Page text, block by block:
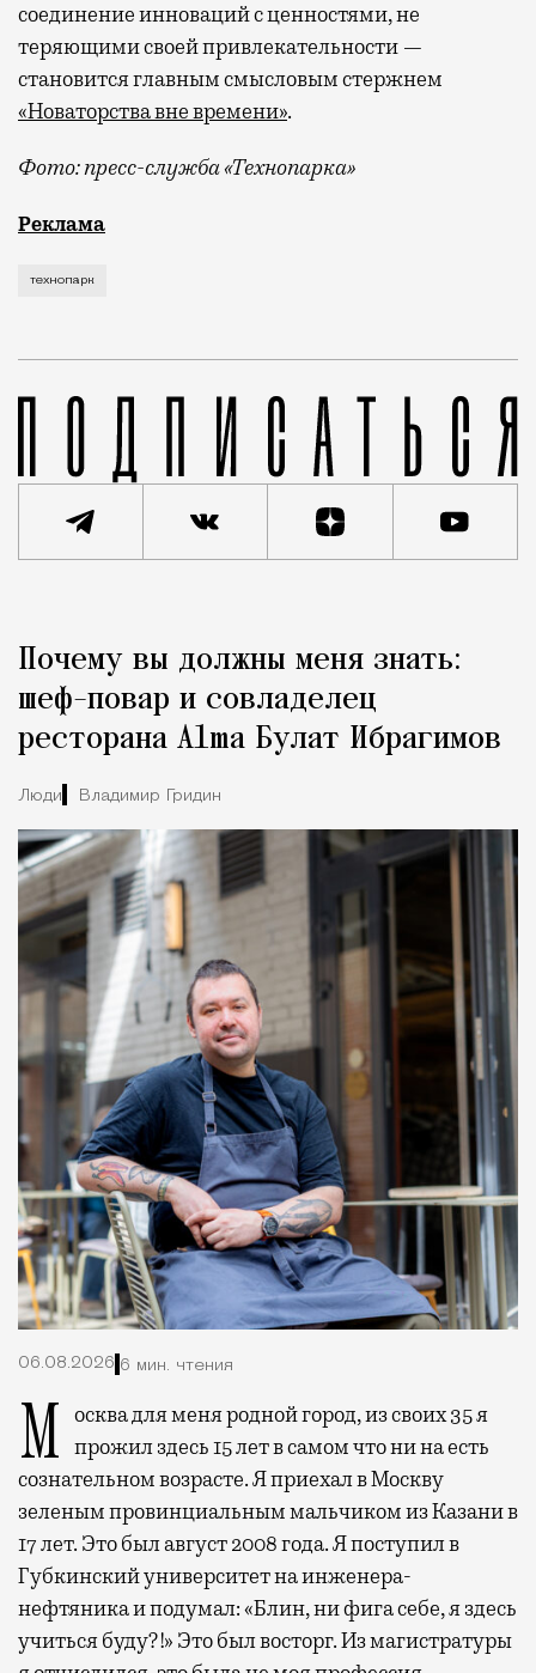
соединение инноваций с ценностями, не
теряющими своей привлекательности —
становится главным смысловым стержнем
«Новаторства вне времени».
Фото: пресс-служба «Технопарка»
Рекламные кампании техники редко выходят за
Реклама
технопарк
Город
Почему вы должны меня знать:
шеф-повар и совладелец
ресторана Alma Булат Ибрагимов
Люди Владимир Гридин
06.08.2026 6 мин. чтения
Москва для меня родной город, из своих 35 я прожил здесь 15 лет в самом что ни на есть
сознательном возрасте. Я приехал в Москву
зеленым провинциальным мальчиком из Казани в
17 лет. Это был август 2008 года. Я поступил в
Губкинский университет на инженера-
нефтяника и подумал: «Блин, ни фига себе, я здесь
учиться буду?!» Это был восторг. Из магистратуры